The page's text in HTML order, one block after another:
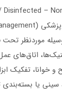
اتاق‌های
یا بسته‌بندی